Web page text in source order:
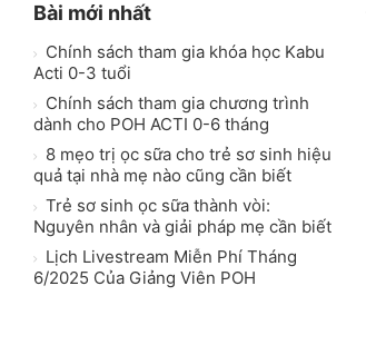
Bài mới nhất
Chính sách tham gia khóa học Kabu
Acti 0-3 tuổi
Chính sách tham gia chương trình
dành cho POH ACTI 0-6 tháng
8 mẹo trị ọc sữa cho trẻ sơ sinh hiệu
quả tại nhà mẹ nào cũng cần biết
Trẻ sơ sinh ọc sữa thành vòi:
Nguyên nhân và giải pháp mẹ cần biết
Lịch Livestream Miễn Phí Tháng
6/2025 Của Giảng Viên POH